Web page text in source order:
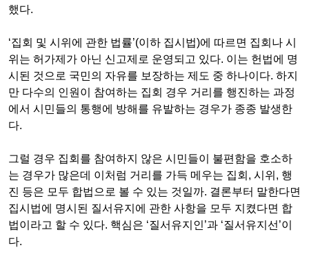
했다.
‘집회 및 시위에 관한 법률’(이하 집시법)에 따르면 집회나 시
위는 허가제가 아닌 신고제로 운영되고 있다. 이는 헌법에 명
시된 것으로 국민의 자유를 보장하는 제도 중 하나이다. 하지
만 다수의 인원이 참여하는 집회 경우 거리를 행진하는 과정
에서 시민들의 통행에 방해를 유발하는 경우가 종종 발생한
다.
그럴 경우 집회를 참여하지 않은 시민들이 불편함을 호소하
는 경우가 많은데 이처럼 거리를 가득 메우는 집회 , 시위 , 행
진 등은 모두 합법으로 볼 수 있는 것일까. 결론부터 말한다면
집시법에 명시된 질서유지에 관한 사항을 모두 지켰다면 합
법이라고 할 수 있다. 핵심은 ‘질서유지인’과 ‘질서유지선 ’이
다.